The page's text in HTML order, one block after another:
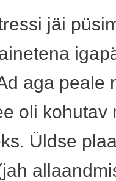
jäi
aga peale
oli kohutav
Üldse